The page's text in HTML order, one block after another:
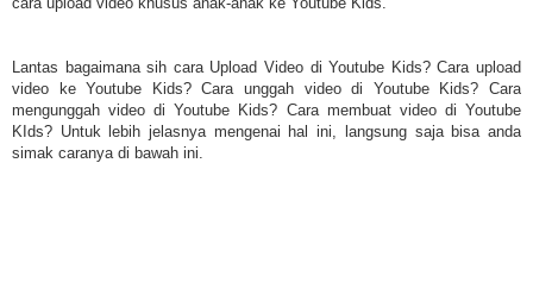
Lantas bagaimana sih cara Upload Video di Youtube Kids? Cara upload
video ke Youtube Kids? Cara unggah video di Youtube Kids? Cara
mengunggah video di Youtube Kids? Cara membuat video di Youtube
KIds? Untuk lebih jelasnya mengenai hal ini, langsung saja bisa anda
simak caranya di bawah ini.